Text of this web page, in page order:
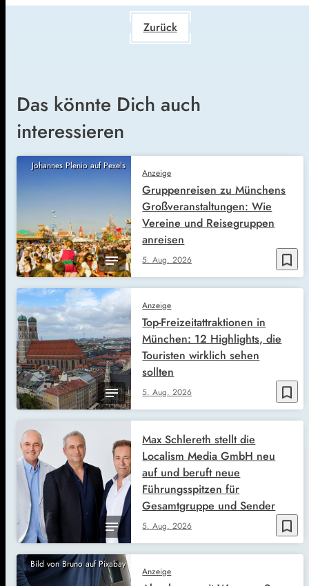
Zurück
Das könnte Dich auch
interessieren
Johannes Plenio auf Pexels
bookmark_border
Anzeige
5. Aug. 2026
Gruppenreisen zu Münchens
Großveranstaltungen: Wie
Vereine und Reisegruppen
anreisen
bookmark_border
Anzeige
5. Aug. 2026
Top-Freizeitattraktionen in
München: 12 Highlights, die
Touristen wirklich sehen
sollten
bookmark_border
5. Aug. 2026
Max Schlereth stellt die
Localism Media GmbH neu
auf und beruft neue
Führungsspitzen für
Gesamtgruppe und Sender
Bild von Bruno auf Pixabay
Anzeige